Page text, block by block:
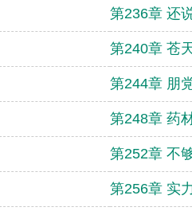
第236章 还
第240章 苍
第244章 朋
第248章 药
第252章 不
第256章 实